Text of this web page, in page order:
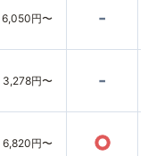
6,050円〜 -
3,278円〜 -
6,820円〜 ○